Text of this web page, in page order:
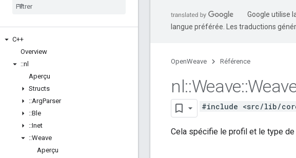
C++
Overview
::nl
Aperçu
Structs
::ArgParser
::Ble
::Inet
::Weave
Aperçu
Google utilise
langue préférée. Les traductions
OpenWeave Référence
nl::Weave::
#include <src/lib/core/
Cela spécifie le profil et le type